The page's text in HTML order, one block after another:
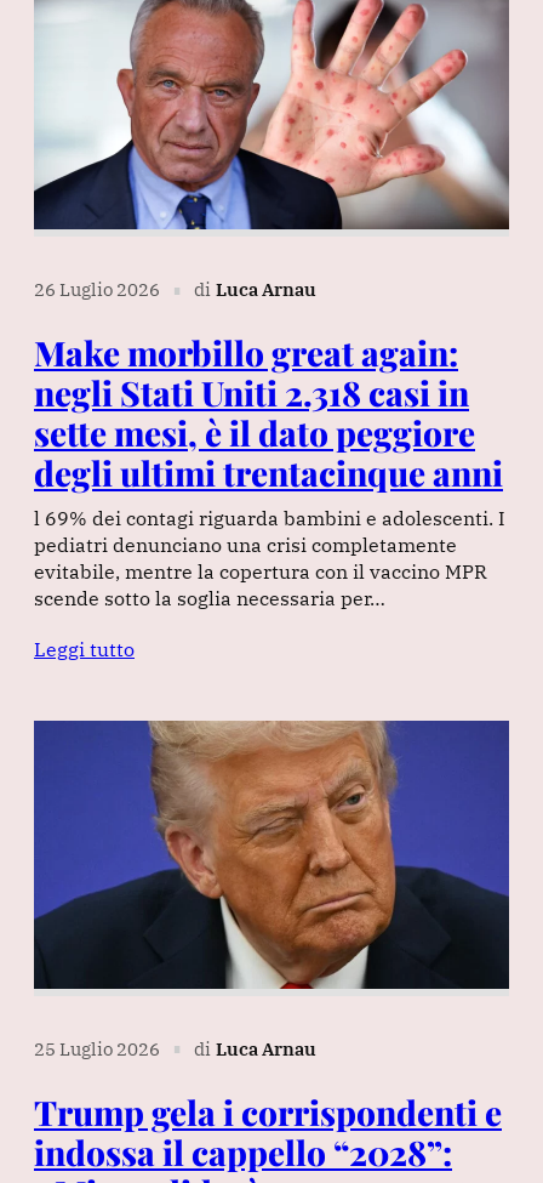
26 Luglio 2026 ∎ di Luca Arnau
Make morbillo great again:
negli Stati Uniti 2.318 casi in
sette mesi, è il dato peggiore
degli ultimi trentacinque anni
l 69% dei contagi riguarda bambini e adolescenti. I
pediatri denunciano una crisi completamente
evitabile, mentre la copertura con il vaccino MPR
scende sotto la soglia necessaria per…
Leggi tutto
25 Luglio 2026 ∎ di Luca Arnau
Trump gela i corrispondenti e
indossa il cappello “2028”: